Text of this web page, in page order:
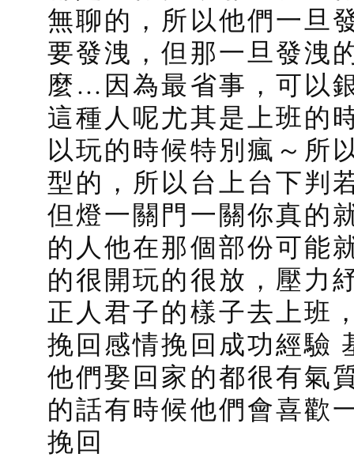
無聊的，所以他們一旦
要發洩，但那一旦發洩
麼…因為最省事，可以
這種人呢尤其是上班的
以玩的時候特別瘋～所
型的，所以台上台下判
但燈一關門一關你真的
的人他在那個部份可能
的很開玩的很放，壓力
正人君子的樣子去上班
挽回感情挽回成功經驗
他們娶回家的都很有氣
的話有時候他們會喜歡
挽回